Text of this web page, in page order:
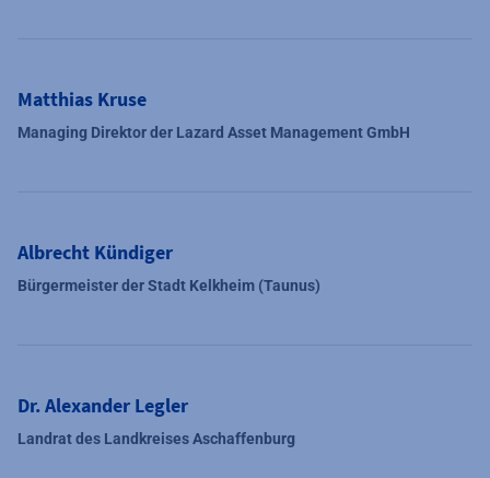
Matthias Kruse
Managing Direktor der Lazard Asset Management GmbH
Albrecht Kündiger
Bürgermeister der Stadt Kelkheim (Taunus)
Dr. Alexander Legler
Landrat des Landkreises Aschaffenburg